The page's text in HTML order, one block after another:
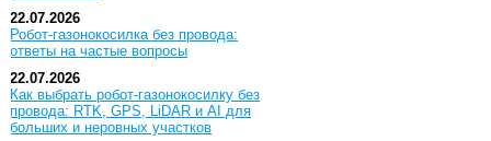
22.07.2026
Робот-газонокосилка без провода:
ответы на частые вопросы
22.07.2026
Как выбрать робот-газонокосилку без
провода: RTK, GPS, LiDAR и AI для
больших и неровных участков